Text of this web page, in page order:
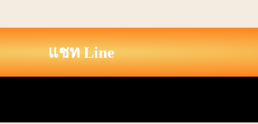
แชท Line